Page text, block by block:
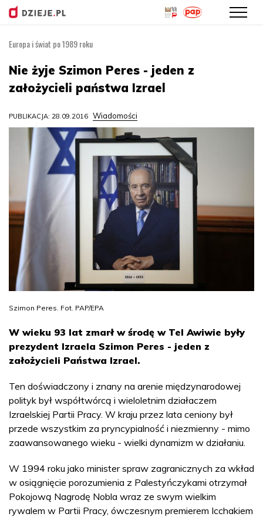
treści
Europa i świat po 1989 roku
Nie żyje Szimon Peres - jeden z
założycieli państwa Izrael
PUBLIKACJA: 28.09.2016 Wiadomości
Szimon Peres. Fot. PAP/EPA
W wieku 93 lat zmarł w środę w Tel Awiwie były
prezydent Izraela Szimon Peres - jeden z
założycieli Państwa Izrael.
Ten doświadczony i znany na arenie międzynarodowej
polityk był współtwórcą i wieloletnim działaczem
Izraelskiej Partii Pracy. W kraju przez lata ceniony był
przede wszystkim za pryncypialność i niezmienny - mimo
zaawansowanego wieku - wielki dynamizm w działaniu.
W 1994 roku jako minister spraw zagranicznych za wkład
w osiągnięcie porozumienia z Palestyńczykami otrzymał
Pokojową Nagrodę Nobla wraz ze swym wielkim
rywalem w Partii Pracy, ówczesnym premierem Icchakiem